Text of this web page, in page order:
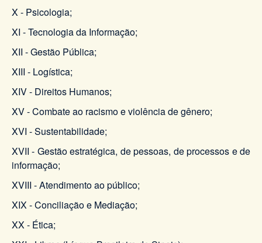
X - Psicologia;
XI - Tecnologia da Informação;
XII - Gestão Pública;
XIII - Logística;
XIV - Direitos Humanos;
XV - Combate ao racismo e violência de gênero;
XVI - Sustentabilidade;
XVII - Gestão estratégica, de pessoas, de processos e de
informação;
XVIII -Atendimento ao público;
XIX - Conciliação e Mediação;
XX - Ética;